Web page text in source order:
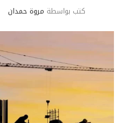
كتب بواسطة مروة حمدان